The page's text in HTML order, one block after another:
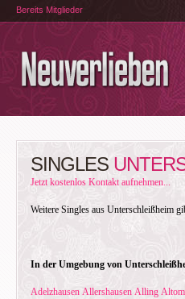
Bereits Mitglieder
SINGLES
Jetzt kostenlos Kontakt aufnehmen...
Weitere Singles aus Unterschleißheim
In der Umgebung von
Adelzhausen Allershausen Alling